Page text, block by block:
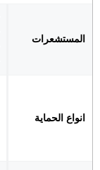
المستشعرات
انواع الحماية